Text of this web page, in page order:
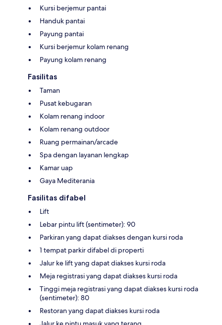
Kursi berjemur pantai
Handuk pantai
Payung pantai
Kursi berjemur kolam renang
Payung kolam renang
Fasilitas
Taman
Pusat kebugaran
Kolam renang indoor
Kolam renang outdoor
Ruang permainan/arcade
Spa dengan layanan lengkap
Kamar uap
Gaya Mediterania
Fasilitas difabel
Lift
Lebar pintu lift (sentimeter): 90
Parkiran yang dapat diakses dengan kursi roda
1 tempat parkir difabel di properti
Jalur ke lift yang dapat diakses kursi roda
Meja registrasi yang dapat diakses kursi roda
Tinggi meja registrasi yang dapat diakses kursi roda
(sentimeter): 80
Restoran yang dapat diakses kursi roda